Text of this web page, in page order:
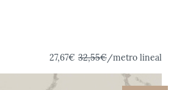
27,67€ 32,55€/metro lineal